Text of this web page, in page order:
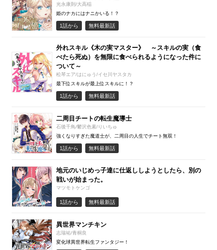
光永康則/大高稲
姫のナカにはナニかいる！？
1話から 無料最新話
外れスキル《木の実マスター》 ～スキルの実（食
べたら死ぬ）を無限に食べられるようになった件に
ついて～
松琴エア/はにゅう/イセ川ヤスタカ
最下位スキルが最上位スキルに！？
1話から 無料最新話
二周目チートの転生魔導士
石後千鳥/鬱沢色素/りいちゅ
強くなりすぎた魔道士が、二周目の人生でチート無双！
1話から 無料最新話
地元のいじめっ子達に仕返ししようとしたら、別の
戦いが始まった。
マツモトケンゴ
1話から 無料最新話
異世界マンチキン
志瑞祐/青桐良
変化球異世界転生ファンタジー！